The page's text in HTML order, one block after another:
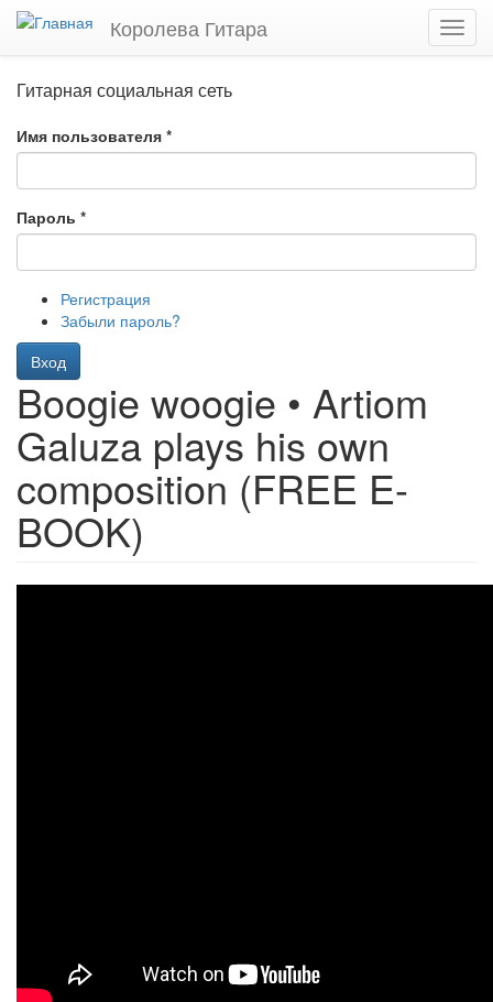
Перейти
Королева Гитара
Гитарная социальная сеть
Имя пользователя *
Пароль *
Регистрация
Забыли пароль?
Вход
Boogie woogie • Artiom
Galuza plays his own
composition (FREE E-
BOOK)